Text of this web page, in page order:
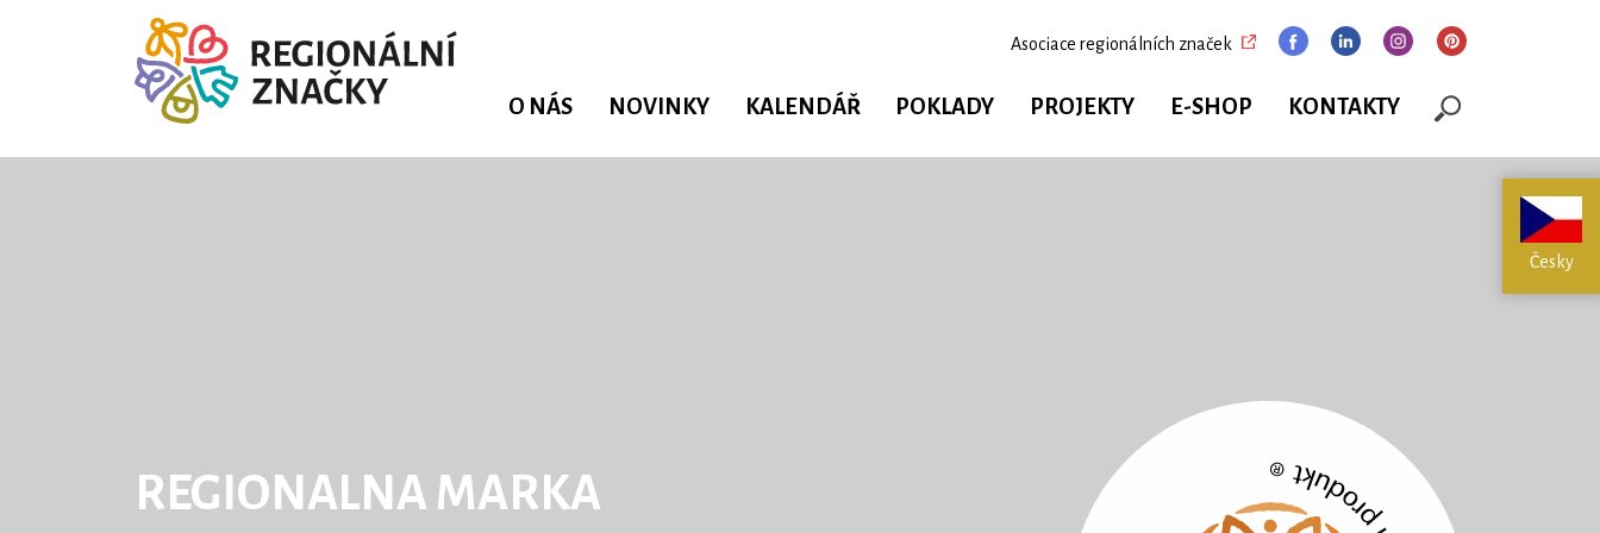
Asociace regionálních značek
O NÁS NOVINKY KALENDÁŘ POKLADY PROJEKTY E-SHOP KONTAKTY
Česky
REGIONALNA MARKA